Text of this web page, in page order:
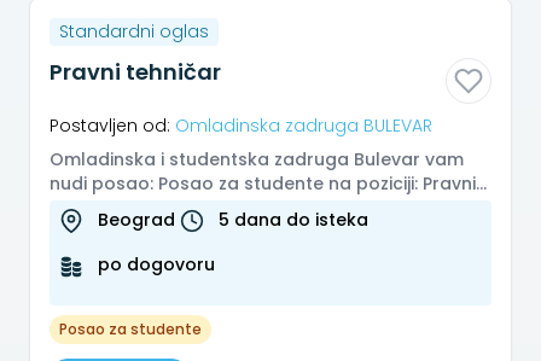
Standardni oglas
Pravni tehničar
Postavljen od: Omladinska zadruga BULEVAR
Omladinska i studentska zadruga Bulevar vam
nudi posao: Posao za studente na poziciji: Pravni
tehničar Mesto: Beograd, V...
Beograd
5 dana do isteka
po dogovoru
Posao za studente